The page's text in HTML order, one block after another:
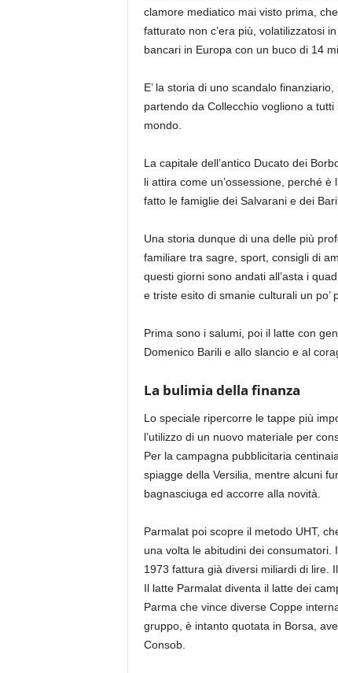
clamore mediatico mai visto prima,
fatturato non c’era più, volatilizzatosi
bancari in Europa con un buco di 14
E’ la storia di uno scandalo
partendo da Collecchio vogliono a
mondo.
La capitale dell’antico Ducato dei
li attira come un’ossessione, perché
fatto le famiglie dei Salvarani e dei
Una storia dunque di una delle più
familiare tra sagre, sport, consigli di
questi giorni sono andati all’asta i
e triste esito di smanie culturali un po’
Prima sono i salumi, poi il latte con
Domenico Barili e allo slancio e al
La bulimia della finanza
Lo speciale ripercorre le tappe più
l’utilizzo di un nuovo materiale per
Per la campagna pubblicitaria
spiagge della Versilia, mentre alcuni
bagnasciuga ed accorre alla novità.
Parmalat poi scopre il metodo UHT,
una volta le abitudini dei
1973 fattura già diversi miliardi di lire.
Il latte Parmalat diventa il latte dei
Parma che vince diverse Coppe
gruppo, è intanto quotata in Borsa,
Consob.